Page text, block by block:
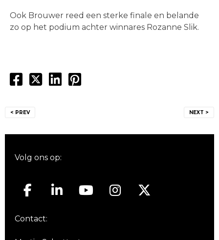
Ook Brouwer reed een sterke finale en belande
zo op het podium achter winnares Rozanne Slik.
navigatie
< PREV NEXT >
Volg ons op:
Contact: